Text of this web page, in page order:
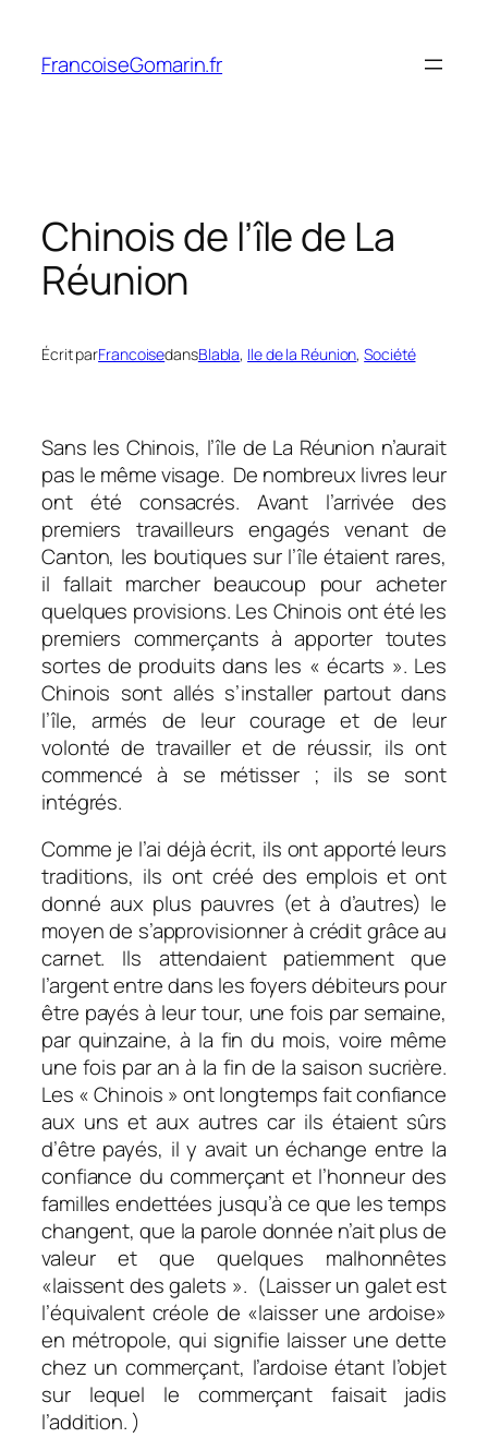
contenu
FrancoiseGomarin.fr
Chinois de l’île de La
Réunion
Écrit parFrancoisedansBlabla, Ile de la Réunion, Société
Sans les Chinois, l’île de La Réunion n’aurait
pas le même visage. De nombreux livres leur
ont été consacrés. Avant l’arrivée des
premiers travailleurs engagés venant de
Canton, les boutiques sur l’île étaient rares,
il fallait marcher beaucoup pour acheter
quelques provisions. Les Chinois ont été les
premiers commerçants à apporter toutes
sortes de produits dans les « écarts ». Les
Chinois sont allés s’installer partout dans
l’île, armés de leur courage et de leur
volonté de travailler et de réussir, ils ont
commencé à se métisser ; ils se sont
intégrés.
Comme je l’ai déjà écrit, ils ont apporté leurs
traditions, ils ont créé des emplois et ont
donné aux plus pauvres (et à d’autres) le
moyen de s’approvisionner à crédit grâce au
carnet. Ils attendaient patiemment que
l’argent entre dans les foyers débiteurs pour
être payés à leur tour, une fois par semaine,
par quinzaine, à la fin du mois, voire même
une fois par an à la fin de la saison sucrière.
Les « Chinois » ont longtemps fait confiance
aux uns et aux autres car ils étaient sûrs
d’être payés, il y avait un échange entre la
confiance du commerçant et l’honneur des
familles endettées jusqu’à ce que les temps
changent, que la parole donnée n’ait plus de
valeur et que quelques malhonnêtes
«laissent des galets ». (Laisser un galet est
l’équivalent créole de «laisser une ardoise»
en métropole, qui signifie laisser une dette
chez un commerçant, l’ardoise étant l’objet
sur lequel le commerçant faisait jadis
l’addition. )